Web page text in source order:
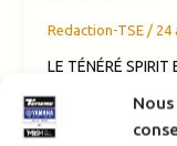
Redaction-TSE / 24
LE TÉNÉRÉ SPIRIT
Ténéré Spirit